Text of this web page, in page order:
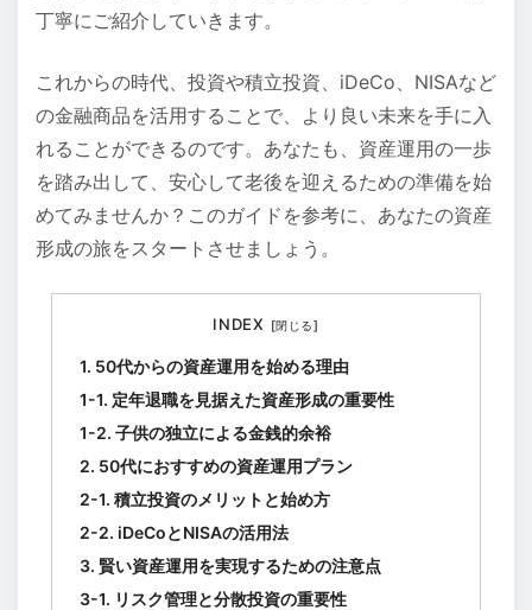
丁寧にご紹介していきます。
これからの時代、投資や積立投資、iDeCo、NISAなど
の金融商品を活用することで、より良い未来を手に入
れることができるのです。あなたも、資産運用の一歩
を踏み出して、安心して老後を迎えるための準備を始
めてみませんか？このガイドを参考に、あなたの資産
形成の旅をスタートさせましょう。
INDEX
1. 50代からの資産運用を始める理由
1-1. 定年退職を見据えた資産形成の重要性
1-2. 子供の独立による金銭的余裕
2. 50代におすすめの資産運用プラン
2-1. 積立投資のメリットと始め方
2-2. iDeCoとNISAの活用法
3. 賢い資産運用を実現するための注意点
3-1. リスク管理と分散投資の重要性